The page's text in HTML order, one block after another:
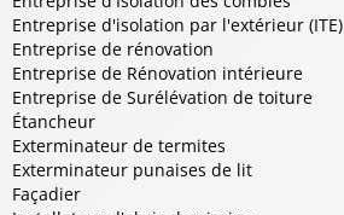
Entreprise d'isolation par l'extérieur (ITE)
Entreprise de rénovation
Entreprise de Rénovation intérieure
Entreprise de Surélévation de toiture
Étancheur
Exterminateur de termites
Exterminateur punaises de lit
Façadier